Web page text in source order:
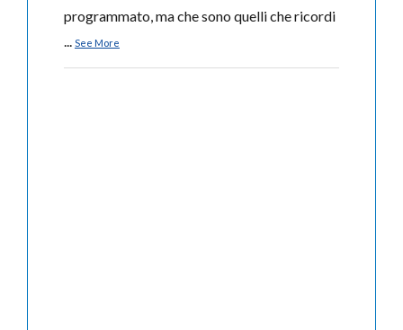
programmato, ma che sono quelli che ricordi
... See More